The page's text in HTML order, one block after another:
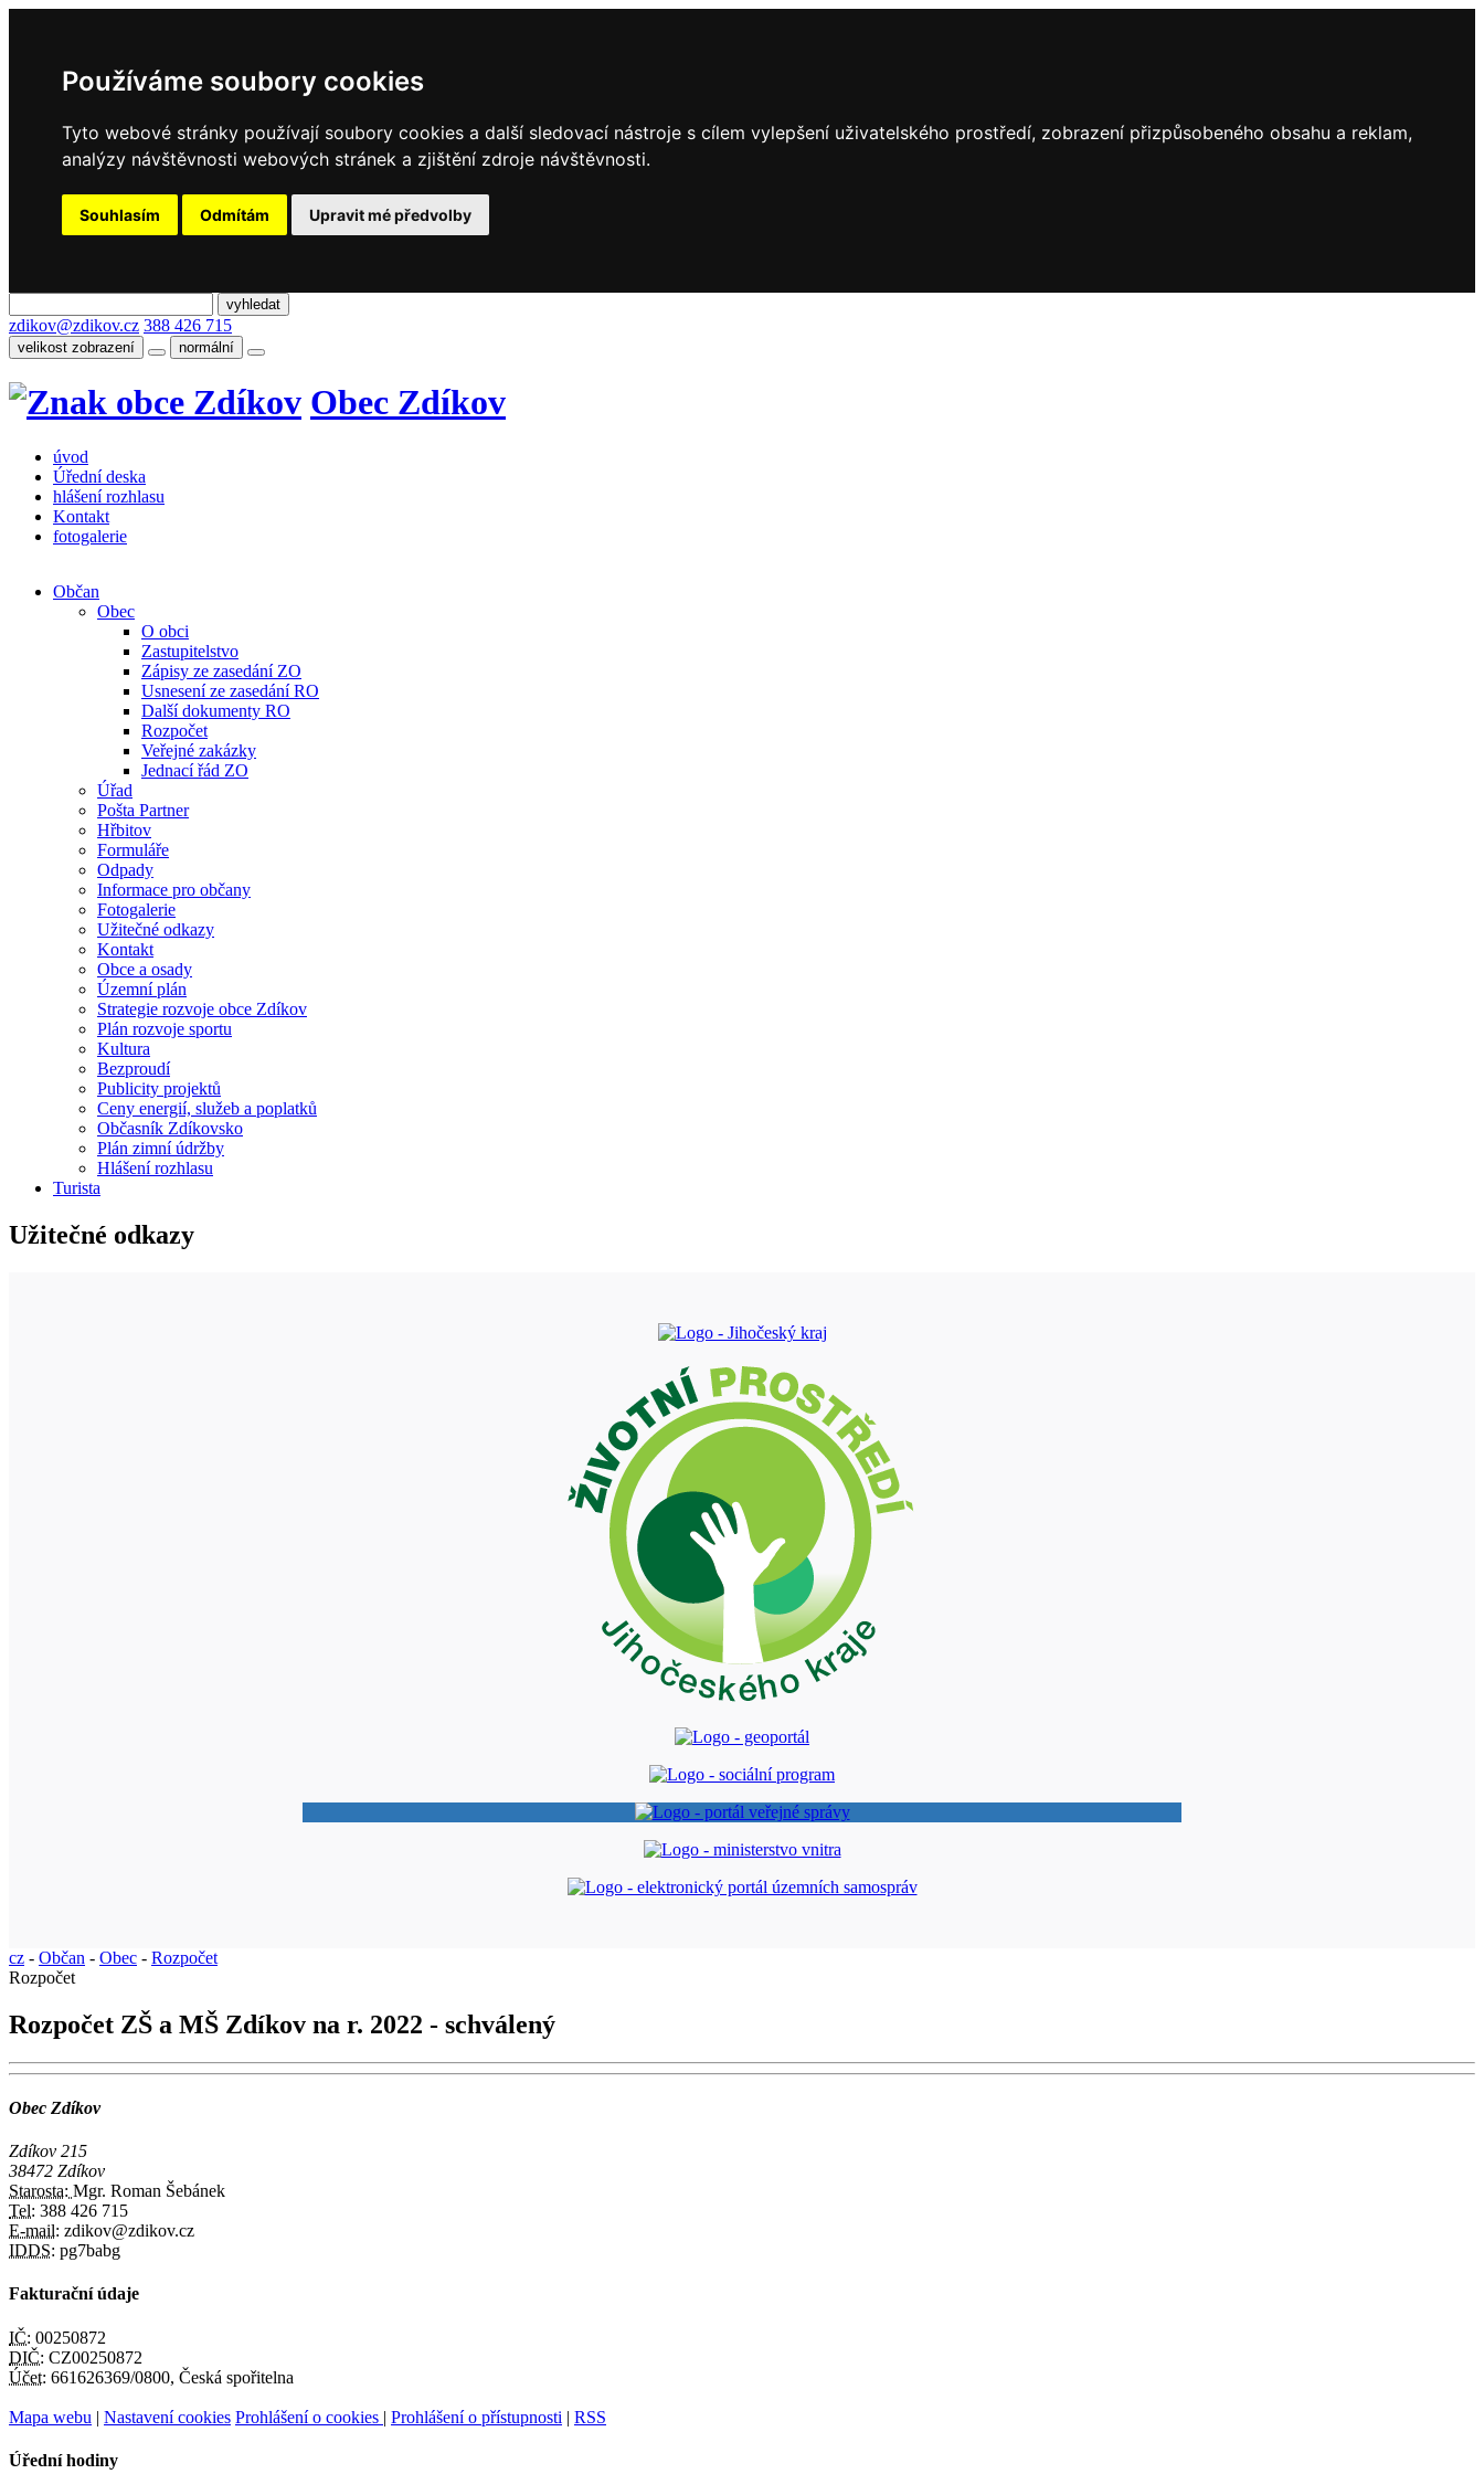
Používáme soubory cookies
Tyto webové stránky používají soubory cookies a další sledovací nástroje s cílem vylepšení uživatelského prostředí, zobrazení přizpůsobeného obsahu a reklam,
analýzy návštěvnosti webových stránek a zjištění zdroje návštěvnosti.
Souhlasím Odmítám Upravit mé předvolby
zdikov@zdikov.cz 388 426 715
velikost zobrazení normální
Obec Zdíkov
úvod
Úřední deska
hlášení rozhlasu
Kontakt
fotogalerie
Občan
Obec
O obci
Zastupitelstvo
Zápisy ze zasedání ZO
Usnesení ze zasedání RO
Další dokumenty RO
Rozpočet
Veřejné zakázky
Jednací řád ZO
Úřad
Pošta Partner
Hřbitov
Formuláře
Odpady
Informace pro občany
Fotogalerie
Užitečné odkazy
Kontakt
Obce a osady
Územní plán
Strategie rozvoje obce Zdíkov
Plán rozvoje sportu
Kultura
Bezproudí
Publicity projektů
Ceny energií, služeb a poplatků
Občasník Zdíkovsko
Plán zimní údržby
Hlášení rozhlasu
Turista
Užitečné odkazy
cz - Občan - Obec - Rozpočet
Rozpočet
Rozpočet ZŠ a MŠ Zdíkov na r. 2022 - schválený
Obec Zdíkov
Zdíkov 215
38472 Zdíkov
Starosta: Mgr. Roman Šebánek
Tel: 388 426 715
E-mail: zdikov@zdikov.cz
IDDS: pg7babg
Fakturační údaje
IČ: 00250872
DIČ: CZ00250872
Účet: 661626369/0800, Česká spořitelna
Mapa webu | Nastavení cookies Prohlášení o cookies | Prohlášení o přístupnosti | RSS
Úřední hodiny